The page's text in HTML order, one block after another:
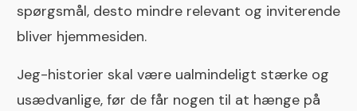
spørgsmål, desto mindre relevant og inviterende
bliver hjemmesiden.
Jeg-historier skal være ualmindeligt stærke og
usædvanlige, før de får nogen til at hænge på